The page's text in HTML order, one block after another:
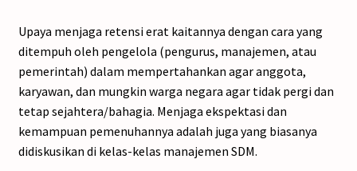
Upaya menjaga retensi erat kaitannya dengan cara yang
ditempuh oleh pengelola (pengurus, manajemen, atau
pemerintah) dalam mempertahankan agar anggota,
karyawan, dan mungkin warga negara agar tidak pergi dan
tetap sejahtera/bahagia. Menjaga ekspektasi dan
kemampuan pemenuhannya adalah juga yang biasanya
didiskusikan di kelas-kelas manajemen SDM.